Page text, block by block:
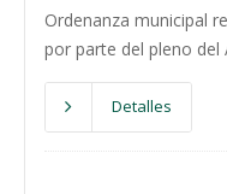
Ordenanza municipal
por parte del pleno del
Detalles